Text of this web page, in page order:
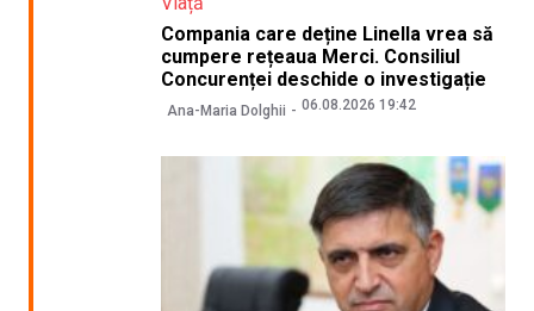
Compania care deține Linella vrea să
cumpere rețeaua Merci. Consiliul
Concurenței deschide o investigație
Ana-Maria Dolghii 06.08.2026 19:42